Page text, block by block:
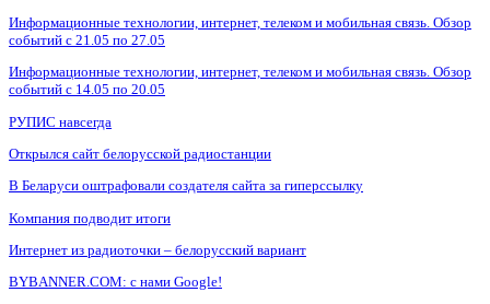
Информационные технологии, интернет, телеком и мобильная связь. Обзор
событий с 21.05 по 27.05
Информационные технологии, интернет, телеком и мобильная связь. Обзор
событий с 14.05 по 20.05
РУПИС навсегда
Открылся сайт белорусской радиостанции
В Беларуси оштрафовали создателя сайта за гиперссылку
Компания подводит итоги
Интернет из радиоточки – белорусский вариант
BYBANNER.COM: c нами Google!